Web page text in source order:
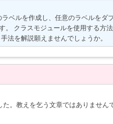
ベルを作成し、任意のラベルをダ
。 クラスモジュールを使用する方
法を解説願えませんでしょうか。
。教えを乞う文章ではありません